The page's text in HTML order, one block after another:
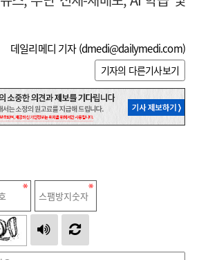
데일리메디 기자 (dmedi@dailymedi.com)
기자의 다른기사보기